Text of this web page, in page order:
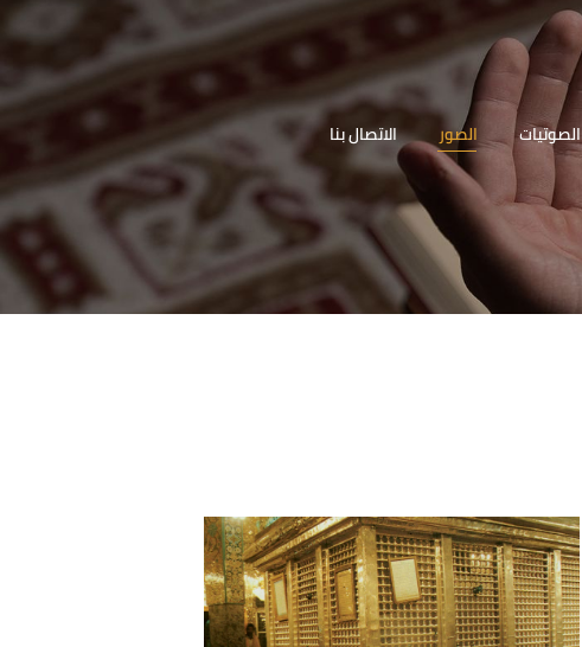
الصوتيات الصور الاتصال بنا
الرئيسية
المقام
(السيدة زينب (ع
دليل الزائر
والمناسبات
مكتبة أهل
البيت